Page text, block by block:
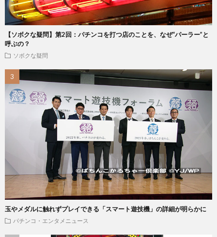
【ソボクな疑問】第2回：パチンコを打つ店のことを、なぜ“パーラー”と
呼ぶの？
ソボクな疑問
玉やメダルに触れずプレイできる「スマート遊技機」の詳細が明らかに
パチンコ・エンタメニュース